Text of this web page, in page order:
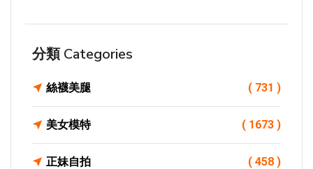
分類 Categories
絲襪美腿 ( 731 )
美女模特 ( 1673 )
正妹自拍 ( 458 )